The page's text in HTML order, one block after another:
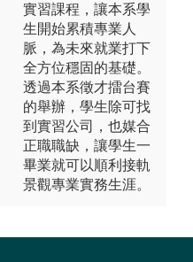
實習課程，讓本系學
生開始累積專業人
脈，為未來就業打下
全方位穩固的基礎。
透過本系徵才擂台賽
的舉辦，學生除可找
到實習公司，也媒合
正職職缺，讓學生一
畢業就可以順利接軌
景觀專業實務生涯。